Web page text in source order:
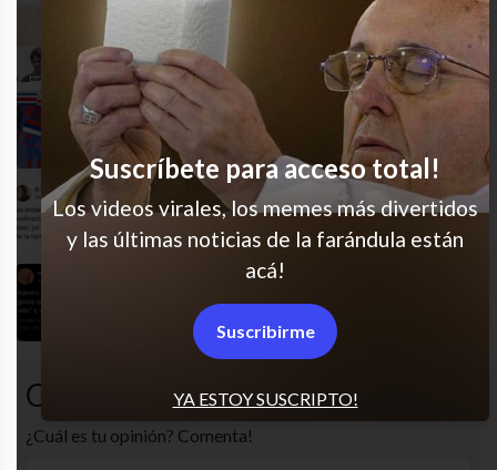
Jajajaja bien pensado
¿Cuál es cuál?
100% de acuerdo
Comentarios
¿Cuál es tu opinión? Comenta!
YA ESTOY SUSCRIPTO!
Suscríbete para acceso total!
Los videos virales, los memes más divertidos
y las últimas noticias de la farándula están
acá!
Suscribirme